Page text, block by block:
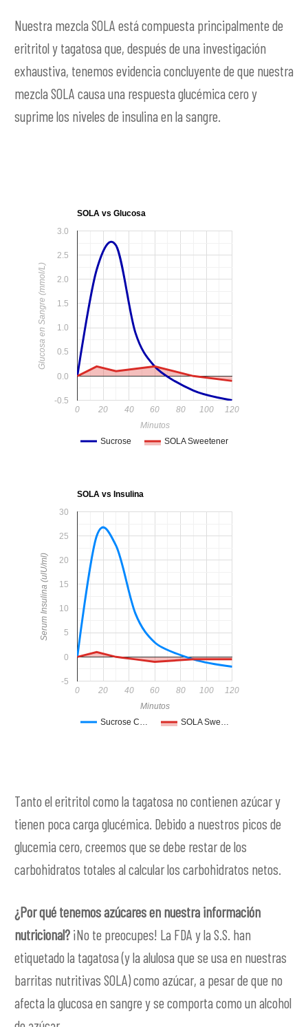
Nuestra mezcla SOLA está compuesta principalmente de
eritritol y tagatosa que, después de una investigación
exhaustiva, tenemos evidencia concluyente de que nuestra
mezcla SOLA causa una respuesta glucémica cero y
suprime los niveles de insulina en la sangre.
SOLA vs Glucosa
Sucrose SOLA Sweetener
0 20 40 60 80 100 120
-0.5
0.0
0.5
1.0
1.5
2.0
2.5
3.0
Minutos
Glucosa en Sangre (mmol/L)
SOLA vs Insulina
Sucrose C… SOLA Swe…
0 20 40 60 80 100 120
-5
0
5
10
15
20
25
30
Minutos
Serum Insulina (ulU/ml)
Tanto el eritritol como la tagatosa no contienen azúcar y
tienen poca carga glucémica. Debido a nuestros picos de
glucemia cero, creemos que se debe restar de los
carbohidratos totales al calcular los carbohidratos netos.
¿Por qué tenemos azúcares en nuestra información
nutricional?¡No te preocupes! La FDA y la S.S. han
etiquetado la tagatosa (y la alulosa que se usa en nuestras
barritas nutritivas SOLA) como azúcar, a pesar de que no
afecta la glucosa en sangre y se comporta como un alcohol